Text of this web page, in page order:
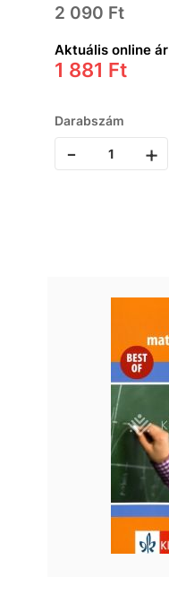
2 090 Ft
Aktuális online ár
1 881 Ft
Darabszám
- +